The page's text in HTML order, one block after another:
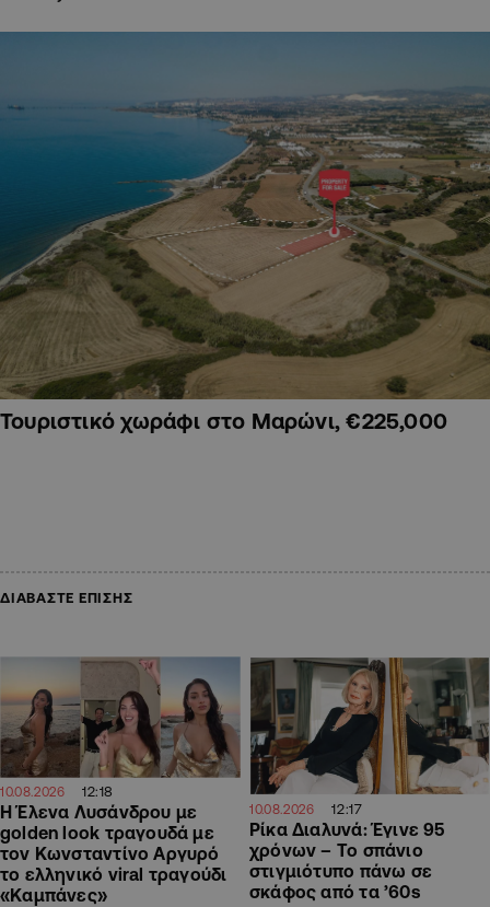
Τουριστικό χωράφι στο Μαρώνι, €225,000
ΔΙΑΒΑΣΤΕ ΕΠΙΣΗΣ
10.08.2026 12:18
Η Έλενα Λυσάνδρου με
golden look τραγουδά με
τον Κωνσταντίνο Αργυρό
το ελληνικό viral τραγούδι
«Καμπάνες»
10.08.2026 12:17
Ρίκα Διαλυνά: Έγινε 95
χρόνων – Το σπάνιο
στιγμιότυπο πάνω σε
σκάφος από τα ’60s